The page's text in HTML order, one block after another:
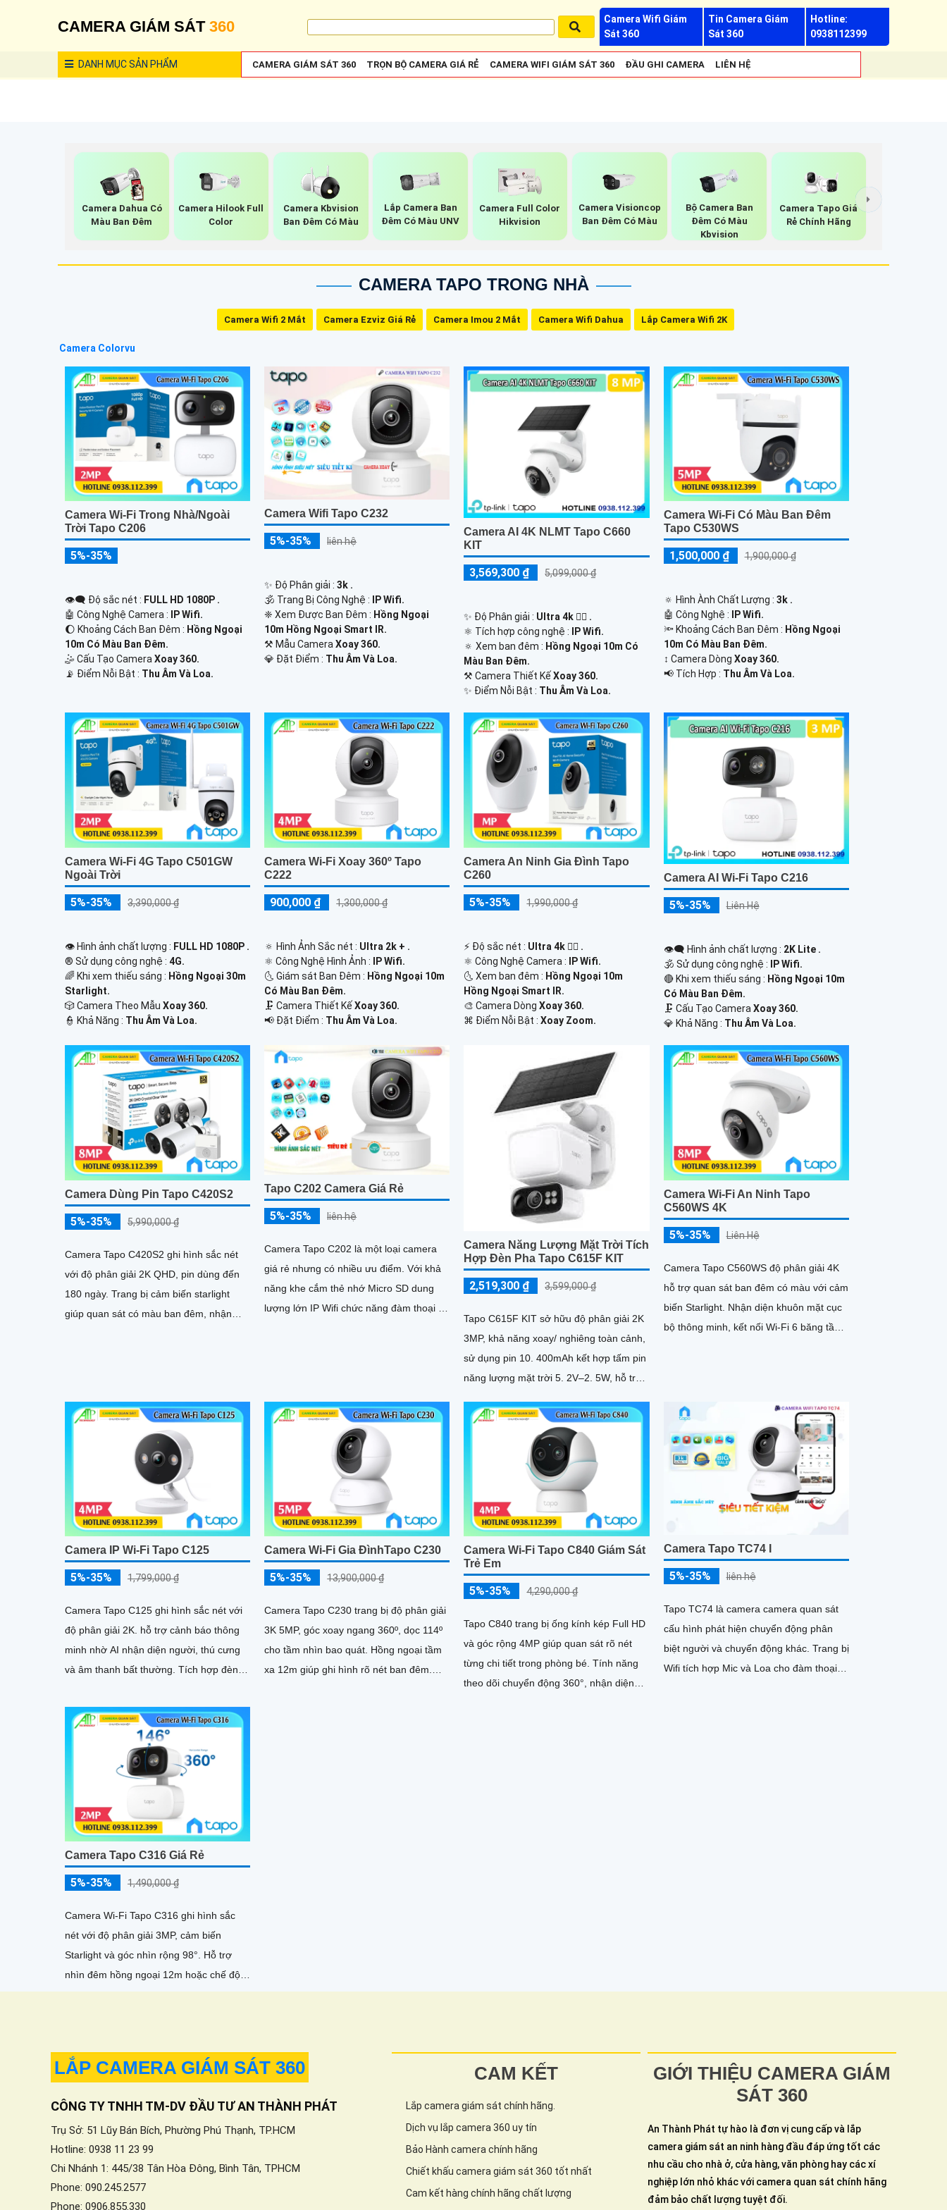
CAMERA GIÁM SÁT 360
Camera Wifi Giám
Sát 360
Tin Camera Giám
Sát 360
Hotline:
0938112399
DANH MỤCSẢN PHẨM CAMERA GIÁM SÁT 360 TRỌN BỘ CAMERA GIÁ RẺ CAMERA WIFI GIÁM SÁT 360 ĐẦU GHI CAMERA LIÊN HỆ
Camera Dahua Có
Màu Ban Đêm
Camera Hilook Full
Color
Camera Kbvision
Ban Đêm Có Màu
Lắp Camera Ban
Đêm Có Màu UNV
Camera Full Color
Hikvision
Camera Visioncop
Ban Đêm Có Màu
Bộ Camera Ban
Đêm Có Màu
Kbvision
Camera Tapo Giá
Rẻ Chính Hãng
CAMERA TAPO TRONG NHÀ
Camera Wifi 2 Mắt Camera Ezviz Giá Rẻ Camera Imou 2 Mắt Camera Wifi Dahua Lắp Camera Wifi 2K
Camera Colorvu
Camera Wi-Fi Trong Nhà/Ngoài
Trời Tapo C206
5%-35%
👁️‍🗨 Độ sắc nét : FULL HD 1080P .
🤖️ Công Nghệ Camera :
IP Wifi.
🌔 Khoảng Cách Ban Đêm : Hồng Ngoại
10m Có Màu Ban Ðêm.
🤹 Cấu Tạo CameraXoay 360.
️📡 Điểm Nỗi Bật : Thu Âm Và Loa.
Camera Wifi Tapo C232
5%-35% liên hệ
✨ Độ Phân giải :3k .
🕉️ Trang Bị Công Nghệ :
IP Wifi.
❈ Xem Được Ban Đêm : Hồng Ngoại
10m Hồng Ngoại Smart IR.
⚒ Mẫu CameraXoay 360.
️💎 Đặt Điểm : Thu Âm Và Loa.
Camera AI 4K NLMT Tapo C660
KIT
3,569,300 ₫ 5,099,000 ₫
✨ Độ Phân giải : Ultra 4k 👍🏾 .
⚛️ Tích hợp công nghệ :
IP Wifi.
🔅 Xem ban đêm : Hồng Ngoại 10m Có
Màu Ban Ðêm.
⚒ Camera Thiết KếXoay 360.
️✨ Điểm Nỗi Bật : Thu Âm Và Loa.
Camera Wi-Fi Có Màu Ban Đêm
Tapo C530WS
1,500,000 ₫ 1,900,000 ₫
🔅 Hình Ành Chất Lượng : 3k .
🤖️ Công Nghệ :
IP Wifi.
🔦 Khoảng Cách Ban Đêm : Hồng Ngoại
10m Có Màu Ban Ðêm.
↕️ Camera Dòng Xoay 360.
️📢 Tích Hợp : Thu Âm Và Loa.
Camera Wi-Fi 4G Tapo C501GW
Ngoài Trời
5%-35% 3,390,000 ₫
👁 Hình ảnh chất lượng : FULL HD 1080P .
®️ Sử dụng công nghệ : 4G.
🌈 Khi xem thiếu sáng : Hồng Ngoại 30m
Starlight.
🎲 Camera Theo Mẫu Xoay 360.
️👮 Khả Năng : Thu Âm Và Loa.
Camera Wi-Fi Xoay 360º Tapo
C222
900,000 ₫ 1,300,000 ₫
🔅 Hình Ảnh Sắc nét : Ultra 2k + .
⚛️ Công Nghệ Hình Ảnh : IP Wifi.
🌜 Giám sát Ban Đêm : Hồng Ngoại 10m
Có Màu Ban Ðêm.
🗜️ Camera Thiết KếXoay 360.
️📢 Đặt Điểm : Thu Âm Và Loa.
Camera An Ninh Gia Đình Tapo
C260
5%-35% 1,990,000 ₫
️⚡ Độ sắc nét : Ultra 4k 👍🏾 .
⚛️ Công Nghệ Camera : IP Wifi.
🌜 Xem ban đêm : Hồng Ngoại 10m
Hồng Ngoại Smart IR.
🎨 Camera DòngXoay 360.
️⌘ Điểm Nỗi Bật :Xoay Zoom.
Camera AI Wi-Fi Tapo C216
5%-35% Liên Hệ
👁️‍🗨 Hình ảnh chất lượng : 2K Lite .
🕉️ Sử dụng công nghệ :
IP Wifi.
🔴 Khi xem thiếu sáng : Hồng Ngoại 10m
Có Màu Ban Ðêm.
🗜️ Cấu Tạo CameraXoay 360.
️💎 Khả Năng : Thu Âm Và Loa.
Camera Dùng Pin Tapo C420S2
5%-35% 5,990,000 ₫
Camera Tapo C420S2 ghi hình sắc nét
với độ phân giải 2K QHD, pin dùng đến
180 ngày. Trang bị cảm biến starlight
giúp quan sát có màu ban đêm, nhận
Tapo C202 Camera Giá Rẻ
5%-35% liên hệ
Camera Tapo C202 là một loại camera
giá rẻ nhưng có nhiều ưu điểm. Với khả
năng khe cắm thẻ nhớ Micro SD dung
lượng lớn IP Wifi chức năng đàm thoại 2
Camera Năng Lượng Mặt Trời Tích
Hợp Đèn Pha Tapo C615F KIT
2,519,300 ₫ 3,599,000 ₫
Tapo C615F KIT sở hữu độ phân giải 2K
3MP, khả năng xoay/ nghiêng toàn cảnh,
sử dụng pin 10. 400mAh kết hợp tấm pin
năng lượng mặt trời 5. 2V–2. 5W, hỗ trợ
Camera Wi-Fi An Ninh Tapo
C560WS 4K
5%-35% Liên Hệ
Camera Tapo C560WS độ phân giải 4K
hỗ trợ quan sát ban đêm có màu với cảm
biến Starlight. Nhận diện khuôn mặt cục
bộ thông minh, kết nối Wi-Fi 6 băng tần
Camera IP Wi-Fi Tapo C125
5%-35% 1,799,000 ₫
Camera Tapo C125 ghi hình sắc nét với
độ phân giải 2K. hỗ trợ cảnh báo thông
minh nhờ AI nhận diện người, thú cưng
và âm thanh bất thường. Tích hợp đèn
Camera Wi-Fi Gia ĐìnhTapo C230
5%-35% 13,900,000 ₫
Camera Tapo C230 trang bị độ phân giải
3K 5MP, góc xoay ngang 360º, dọc 114º
cho tầm nhìn bao quát. Hồng ngoại tầm
xa 12m giúp ghi hình rõ nét ban đêm.
Camera Wi-Fi Tapo C840 Giám Sát
Trẻ Em
5%-35% 4,290,000 ₫
Tapo C840 trang bị ống kính kép Full HD
và góc rộng 4MP giúp quan sát rõ nét
từng chi tiết trong phòng bé. Tính năng
theo dõi chuyển động 360°, nhận diện
Camera Tapo TC74 I
5%-35% liên hệ
Tapo TC74 là camera camera quan sát
cấu hình phát hiện chuyển động phân
biệt người và chuyển động khác. Trang bị
Wifi tích hợp Mic và Loa cho đàm thoại 2
Camera Tapo C316 Giá Rẻ
5%-35% 1,490,000 ₫
Camera Wi-Fi Tapo C316 ghi hình sắc
nét với độ phân giải 3MP, cảm biến
Starlight và góc nhìn rộng 98°. Hỗ trợ
nhìn đêm hồng ngoại 12m hoặc chế độ
màu Color Night Vision. Kết nối Wi-Fi 2
LẮP CAMERA GIÁM SÁT 360
CÔNG TY TNHH TM-DV ĐẦU TƯ AN THÀNH PHÁT
Trụ Sở: 51 Lũy Bán Bích, Phường Phú Thạnh, TP.HCM
Hotline: 0938 11 23 99
Chi Nhánh 1: 445/38 Tân Hòa Đông, Bình Tân, TPHCM
Phone: 090.245.2577
Phone: 0906.855.330
CAM KẾT
Lắp camera giám sát chính hãng.
Dịch vụ lắp camera 360 uy tín
Bảo Hành camera chính hãng
Chiết khấu camera giám sát 360 tốt nhất
Cam kết hàng chính hãng chất lượng
GIỚI THIỆU CAMERA GIÁM
SÁT 360
An Thành Phát tự hào là đơn vị cung cấp và lắp
camera giám sát an ninh hàng đầu đáp ứng tốt các
nhu cầu cho nhà ở, cửa hàng, văn phòng hay các xí
nghiệp lớn nhỏ khác với camera quan sát chính hãng
đảm bảo chất lượng tuyệt đối.